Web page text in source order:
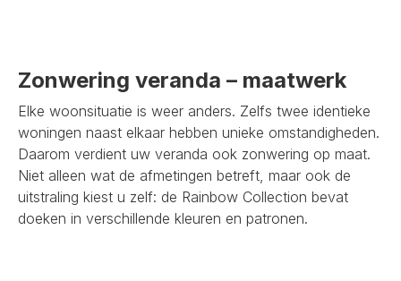
Zonwering veranda – maatwerk
Elke woonsituatie is weer anders. Zelfs twee identieke
woningen naast elkaar hebben unieke omstandigheden.
Daarom verdient uw veranda ook zonwering op maat.
Niet alleen wat de afmetingen betreft, maar ook de
uitstraling kiest u zelf: de Rainbow Collection bevat
doeken in verschillende kleuren en patronen.